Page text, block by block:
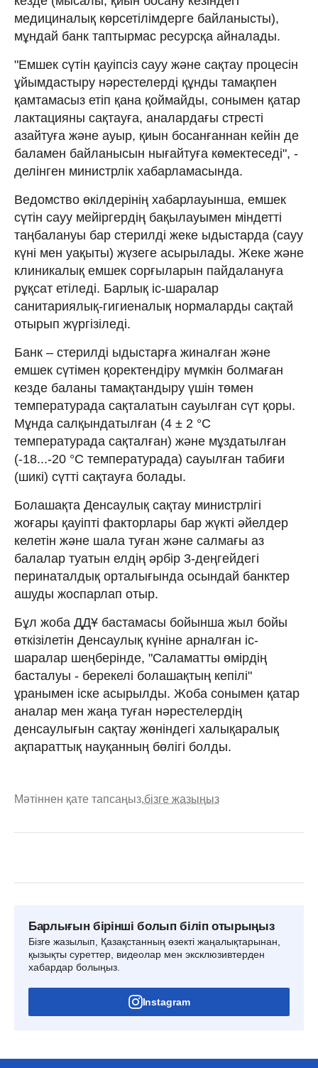
медициналық көрсетілімдерге байланысты),
мұндай банк таптырмас ресурсқа айналады.
"Емшек сүтін қауіпсіз сауу және сақтау процесін
ұйымдастыру нәрестелерді құнды тамақпен
қамтамасыз етіп қана қоймайды, сонымен қатар
лактацияны сақтауға, аналардағы стресті
азайтуға және ауыр, қиын босанғаннан кейін де
баламен байланысын нығайтуға көмектеседі", -
делінген министрлік хабарламасында.
Ведомство өкілдерінің хабарлауынша, емшек
сүтін сауу мейіргердің бақылауымен міндетті
таңбалануы бар стерилді жеке ыдыстарда (сауу
күні мен уақыты) жүзеге асырылады. Жеке және
клиникалық емшек сорғыларын пайдалануға
рұқсат етіледі. Барлық іс-шаралар
санитариялық-гигиеналық нормаларды сақтай
отырып жүргізіледі.
Банк – стерилді ыдыстарға жиналған және
емшек сүтімен қоректендіру мүмкін болмаған
кезде баланы тамақтандыру үшін төмен
температурада сақталатын сауылған сүт қоры.
Мұнда салқындатылған (4 ± 2 °C
температурада сақталған) және мұздатылған
(-18...-20 °C температурада) сауылған табиғи
(шикі) сүтті сақтауға болады.
Болашақта Денсаулық сақтау министрлігі
жоғары қауіпті факторлары бар жүкті әйелдер
келетін және шала туған және салмағы аз
балалар туатын елдің әрбір 3-деңгейдегі
перинаталдық орталығында осындай банктер
ашуды жоспарлап отыр.
Бұл жоба ДДҰ бастамасы бойынша жыл бойы
өткізілетін Денсаулық күніне арналған іс-
шаралар шеңберінде, "Саламатты өмірдің
басталуы - берекелі болашақтың кепілі"
ұранымен іске асырылды. Жоба сонымен қатар
аналар мен жаңа туған нәрестелердің
денсаулығын сақтау жөніндегі халықаралық
ақпараттық науқанның бөлігі болды.
Мәтіннен қате тапсаңыз,бізге жазыңыз
Барлығын бірінші болып біліп отырыңыз
Бізге жазылып, Қазақстанның өзекті жаңалықтарынан,
қызықты суреттер, видеолар мен эксклюзивтерден
хабардар болыңыз.
Instagram